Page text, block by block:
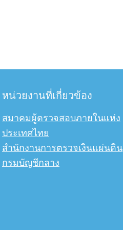
หน่วยงานที่เกี่ยวข้อง
สมาคมผู้ตรวจสอบภายในแห่ง
ประเทศไทย
สำนักงานการตรวจเงินแผ่นดิน
กรมบัญชีกลาง